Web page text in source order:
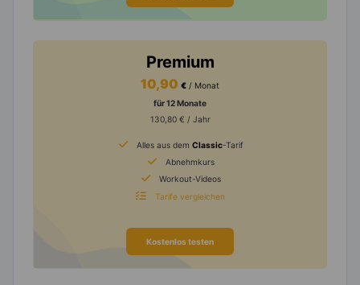
Premium
10,90 € / Monat
für 12 Monate
130,80 € / Jahr
Alles aus dem Classic-Tarif
Abnehmkurs
Workout-Videos
Tarife vergleichen
Kostenlos testen